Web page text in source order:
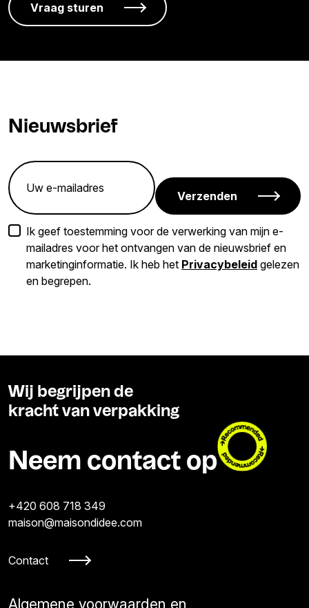
Nieuwsbrief
Verzenden
Ik geef toestemming voor de verwerking van mijn e-
mailadres voor het ontvangen van de nieuwsbrief en
marketinginformatie. Ik heb het Privacybeleid gelezen
en begrepen.
Wij begrijpen de
kracht van verpakking
Neem contact op
+420 608 718 349
maison@maisondidee.com
Contact
Algemene voorwaarden en